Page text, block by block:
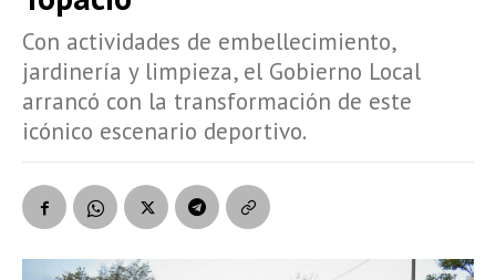
Con actividades de embellecimiento,
jardinería y limpieza, el Gobierno Local
arrancó con la transformación de este
icónico escenario deportivo.